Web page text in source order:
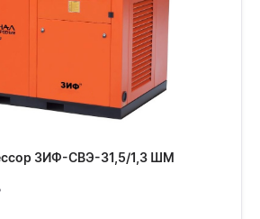
ЗИФ-СВЭ-31,5/1,3 ШМ